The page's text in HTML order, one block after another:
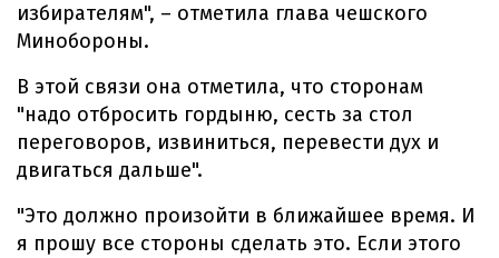
избирателям", – отметила глава чешского
Минобороны.
В этой связи она отметила, что сторонам
"надо отбросить гордыню, сесть за стол
переговоров, извиниться, перевести дух и
двигаться дальше".
"Это должно произойти в ближайшее время. И
я прошу все стороны сделать это. Если этого